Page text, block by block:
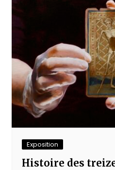
Exposition
Histoire des